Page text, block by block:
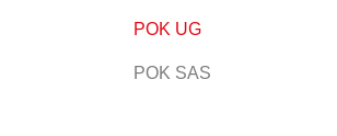
POK UG
POK SAS